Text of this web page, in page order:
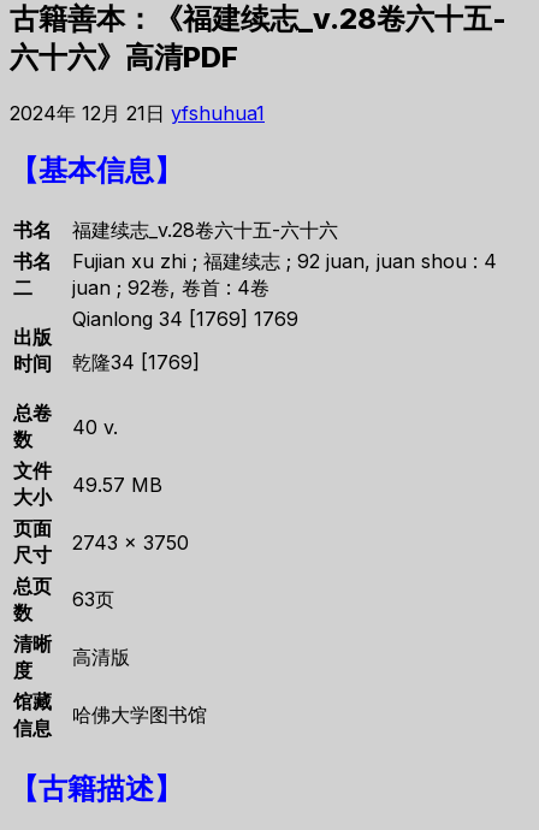
古籍善本：《福建续志_v.28卷六十五-
六十六》高清PDF
2024年 12月 21日 yfshuhua1
【基本信息】
书名
福建续志_v.28卷六十五-六十六
书名
二
Fujian xu zhi ; 福建续志 ; 92 juan, juan shou : 4
juan ; 92卷, 卷首 : 4卷
出版
时间
Qianlong 34 [1769] 1769
乾隆34 [1769]
总卷
数
40 v.
文件
大小
49.57 MB
页面
尺寸
2743 × 3750
总页
数
63页
清晰
度
高清版
馆藏
信息
哈佛大学图书馆
【古籍描述】